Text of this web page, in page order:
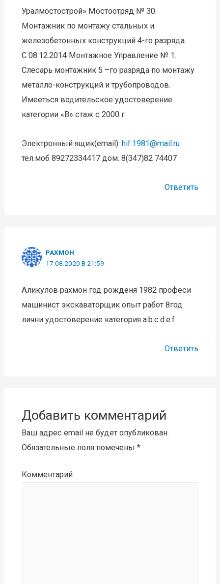
Уралмостострой» Мостоотряд № 30.
Монтажник по монтажу стальных и
железобетонных конструкций 4-го разряда.
C 08.12.2014 Монтажное Управление № 1.
Слесарь монтажник 5 –го разряда по монтажу
металло-конструкций и трубопроводов.
Имееться водительское удостоверение
категории «В» стаж с 2000 г
Электронный ящик(email): hif.1981@mail.ru
тел.моб 89272334417 дом. 8(347)82 74407
Ответить
РАХМОН
17.08.2020 В 21:59
Аликулов рахмон год рожденя 1982 професи
машинист экскаваторщик опыт работ 8год
лични удостоверение категория a.b.c.d.e.f
Ответить
Добавить комментарий
Ваш адрес email не будет опубликован.
Обязательные поля помечены *
Комментарий